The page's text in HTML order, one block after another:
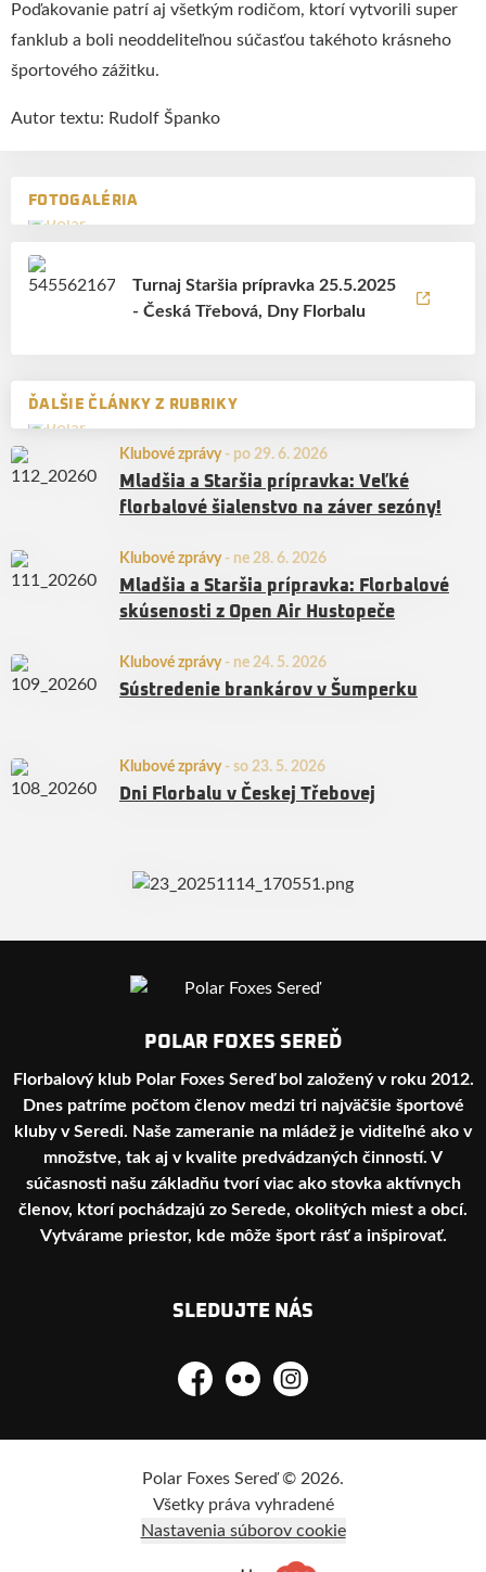
FOTOGALÉRIA
Turnaj Staršia prípravka 25.5.2025
- Česká Třebová, Dny Florbalu
ĎALŠIE ČLÁNKY Z RUBRIKY
Klubové zprávy- po 29. 6. 2026
Mladšia a Staršia prípravka: Veľké
florbalové šialenstvo na záver sezóny!
Klubové zprávy- ne 28. 6. 2026
Mladšia a Staršia prípravka: Florbalové
skúsenosti z Open Air Hustopeče
Klubové zprávy- ne 24. 5. 2026
Sústredenie brankárov v Šumperku
Klubové zprávy- so 23. 5. 2026
Dni Florbalu v Českej Třebovej
Poďakovanie patrí aj všetkým rodičom, ktorí vytvorili super
fanklub a boli neoddeliteľnou súčasťou takéhoto krásneho
športového zážitku.
Autor textu: Rudolf Španko
POLAR FOXES SEREĎ
Florbalový klub Polar Foxes Sereď bol založený v roku 2012.
Dnes patríme počtom členov medzi tri najväčšie športové
kluby v Seredi. Naše zameranie na mládež je viditeľné ako v
množstve, tak aj v kvalite predvádzaných činností. V
súčasnosti našu základňu tvorí viac ako stovka aktívnych
členov, ktorí pochádzajú zo Serede, okolitých miest a obcí.
Vytvárame priestor, kde môže šport rásť a inšpirovať.
SLEDUJTE NÁS
FacebookFlickr Instagram
Polar Foxes Sereď © 2026.
Všetky práva vyhradené
Nastavenia súborov cookie